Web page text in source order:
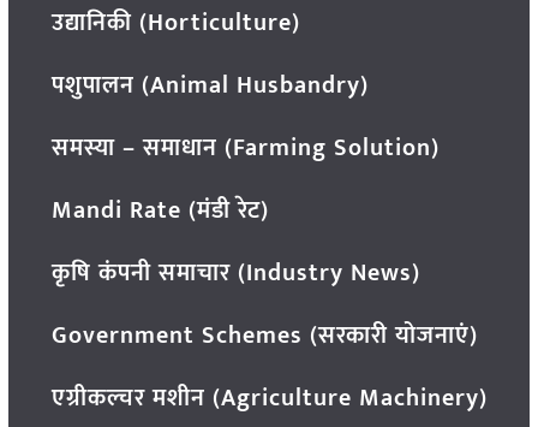
उद्यानिकी (Horticulture)
पशुपालन (Animal Husbandry)
समस्या – समाधान (Farming Solution)
Mandi Rate (मंडी रेट)
कृषि कंपनी समाचार (Industry News)
Government Schemes (सरकारी योजनाएं)
एग्रीकल्चर मशीन (Agriculture Machinery)